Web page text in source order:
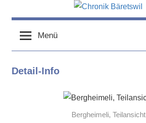
Inhalt
springenchronik-
baeretswil.ch
baeretswil.ch
Menü
Detail-Info
Bergheimeli, Teilansicht